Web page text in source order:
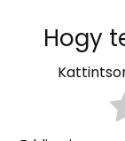
Hogy